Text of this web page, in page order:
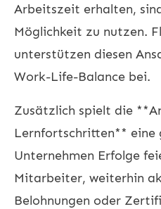
Arbeitszeit erhalten,
Möglichkeit zu nutzen.
unterstützen diesen
Work-Life-Balance bei.
Zusätzlich spielt die
Lernfortschritten** eine
Unternehmen Erfolge
Mitarbeiter, weiterhin
Belohnungen oder